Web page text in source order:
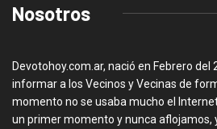
Nosotros
Devotohoy.com.ar, nació en Febrero del
informar a los Vecinos y Vecinas de
momento no se usaba mucho el
un primer momento y nunca aflojamos,